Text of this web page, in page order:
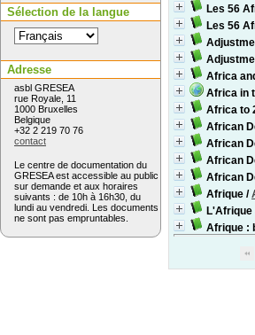
Les 56
Les 56
Africa
Africa in
Africa to
African
African
African
African
Afrique /
L'Afrique
Afrique :
Sélection de la langue
Adresse
asbl GRESEA
rue Royale, 11
1000 Bruxelles
Belgique
+32 2 219 70 76
contact
Le centre de documentation du
GRESEA est accessible au public
sur demande et aux horaires
suivants : de 10h à 16h30, du
lundi au vendredi. Les documents
ne sont pas empruntables.